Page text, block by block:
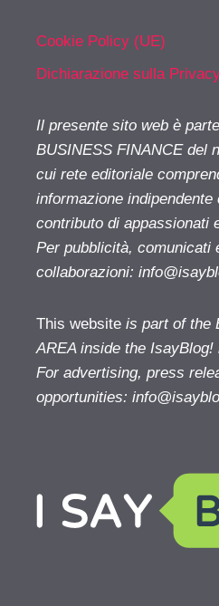
Cookie Policy (UE)
Dichiarazione sulla
Il presente sito web è
BUSINESS FINANCE del
cui rete editoriale
informazione
contributo di appassionati
Per pubblicità, comunicati
collaborazioni:
This website is part of the
AREA inside the IsayBlog!
For advertising, press
opportunities: